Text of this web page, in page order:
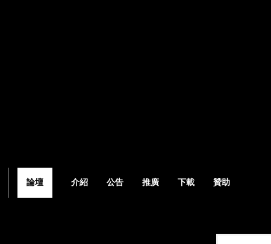
論壇 介紹 公告 推廣 下載 贊助